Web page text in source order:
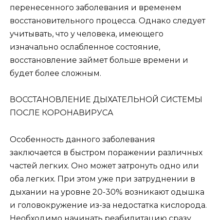
перенесенного заболевания и временем
восстановительного процесса. Однако следует
учитывать, что у человека, имеющего
изначально ослабленное состояние,
восстановление займет больше времени и
будет более сложным.
ВОССТАНОВЛЕНИЕ ДЫХАТЕЛЬНОЙ СИСТЕМЫ
ПОСЛЕ КОРОНАВИРУСА
Особенность данного заболевания
заключается в быстром поражении различных
частей легких. Оно может затронуть одно или
оба легких. При этом уже при затруднении в
дыхании на уровне 20-30% возникают одышка
и головокружение из-за недостатка кислорода.
Необходимо начинать реабилитацию сразу